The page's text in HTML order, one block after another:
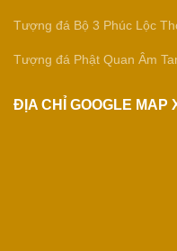
Tượng đá Bộ 3 Phúc Lộc
Tượng đá Phật Quan Âm
ĐỊA CHỈ GOOGLE MAP